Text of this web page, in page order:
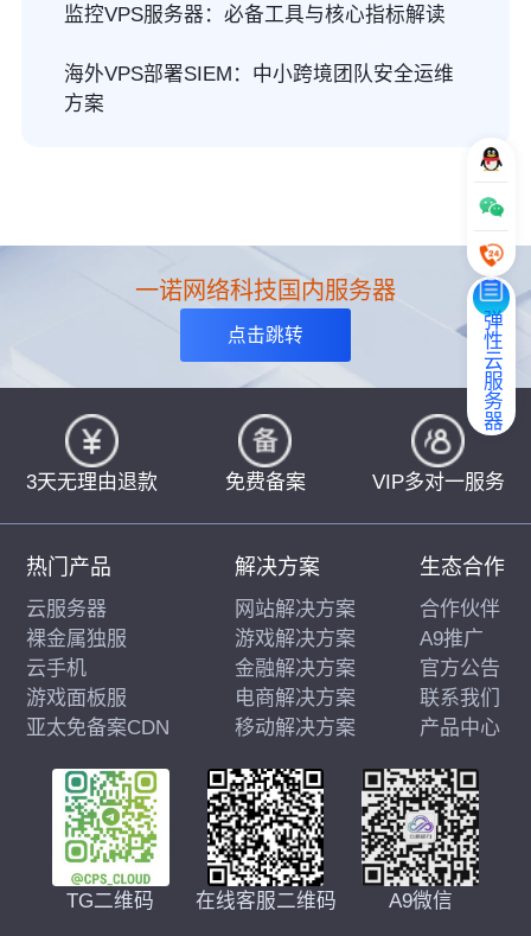
监控VPS服务器：必备工具与核心指标解读
海外VPS部署SIEM：中小跨境团队安全运维
方案
弹性云服务器
一诺网络科技国内服务器
点击跳转
3天无理由退款 免费备案 VIP多对一服务
TG二维码 在线客服二维码 A9微信
热门产品
云服务器
裸金属独服
云手机
游戏面板服
亚太免备案CDN
解决方案
网站解决方案
游戏解决方案
金融解决方案
电商解决方案
移动解决方案
生态合作
合作伙伴
A9推广
官方公告
联系我们
产品中心